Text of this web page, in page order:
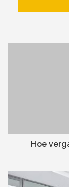
de markt
supermarkten
assortiment,
populairste
komen.Hoe